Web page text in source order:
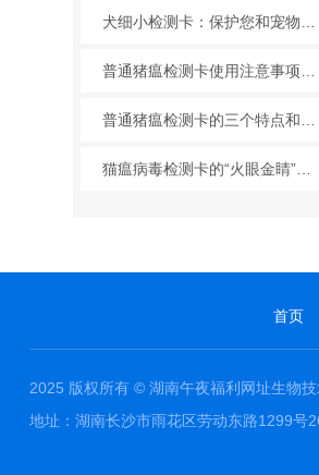
首页
2025 版权所有 © 湖南午夜福利网址生物
地址：湖南长沙市雨花区劳动东路1299